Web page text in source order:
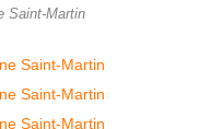
Saint-Martin